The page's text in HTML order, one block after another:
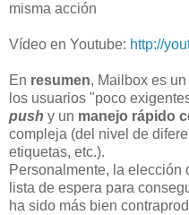
misma acción
Vídeo en Youtube: http://
En resumen, Mailbox es
los usuarios "poco
push y un manejo rápido
compleja (del nivel de
etiquetas, etc.).
Personalmente, la elección
lista de espera para
ha sido más bien